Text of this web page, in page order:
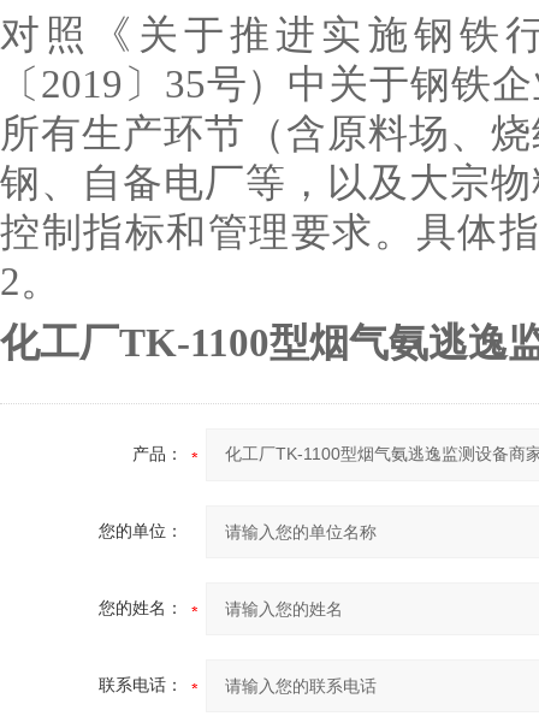
对照《关于推进实施钢铁
〔2019〕35号）中关于钢铁
所有生产环节（含原料场、
钢、自备电厂等，以及大宗
控制指标和管理要求。具体
2。
化工厂TK-1100型烟气氨逃逸
产品：
您的单位：
您的姓名：
联系电话：